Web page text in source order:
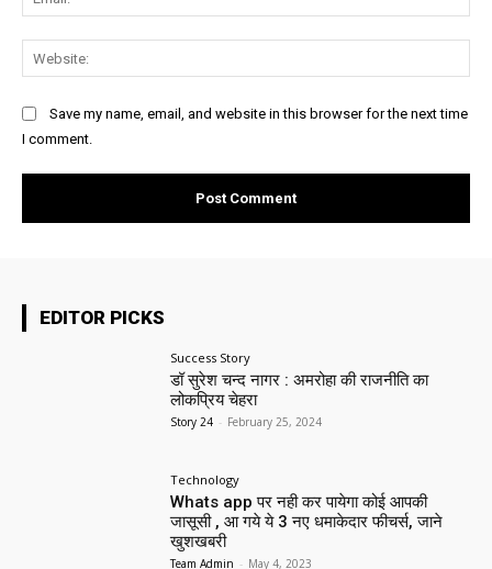
Save my name, email, and website in this browser for the next time
I comment.
EDITOR PICKS
Success Story
डॉ सुरेश चन्द नागर : अमरोहा की राजनीति का
लोकप्रिय चेहरा
Story 24 - February 25, 2024
Technology
Whats app पर नही कर पायेगा कोई आपकी
जासूसी , आ गये ये 3 नए धमाकेदार फीचर्स, जाने
खुशखबरी
Team Admin - May 4, 2023